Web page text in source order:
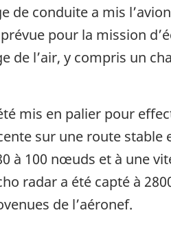
de conduite a mis
pour la mission
de l’air, y compris un
mis en palier pour
sur une route
à 100 nœuds et à une
radar a été capté à
de l’aéronef.